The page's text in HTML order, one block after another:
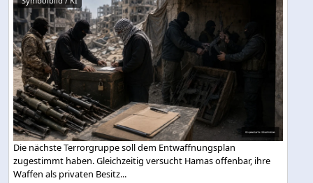
Die nächste Terrorgruppe soll dem Entwaffnungsplan
zugestimmt haben. Gleichzeitig versucht Hamas offenbar, ihre
Waffen als privaten Besitz...